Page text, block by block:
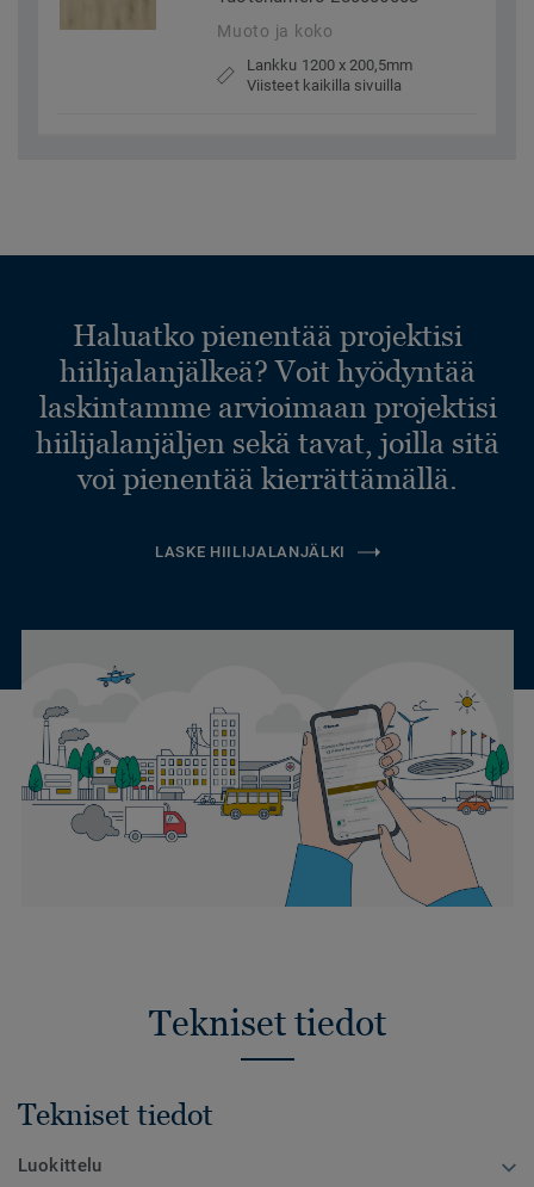
Muoto ja koko
Lankku 1200 x 200,5mm
Viisteet kaikilla sivuilla
Haluatko pienentää projektisi
hiilijalanjälkeä? Voit hyödyntää
laskintamme arvioimaan projektisi
hiilijalanjäljen sekä tavat, joilla sitä
voi pienentää kierrättämällä.
LASKE HIILIJALANJÄLKI
Tekniset tiedot
Tekniset tiedot
Luokittelu